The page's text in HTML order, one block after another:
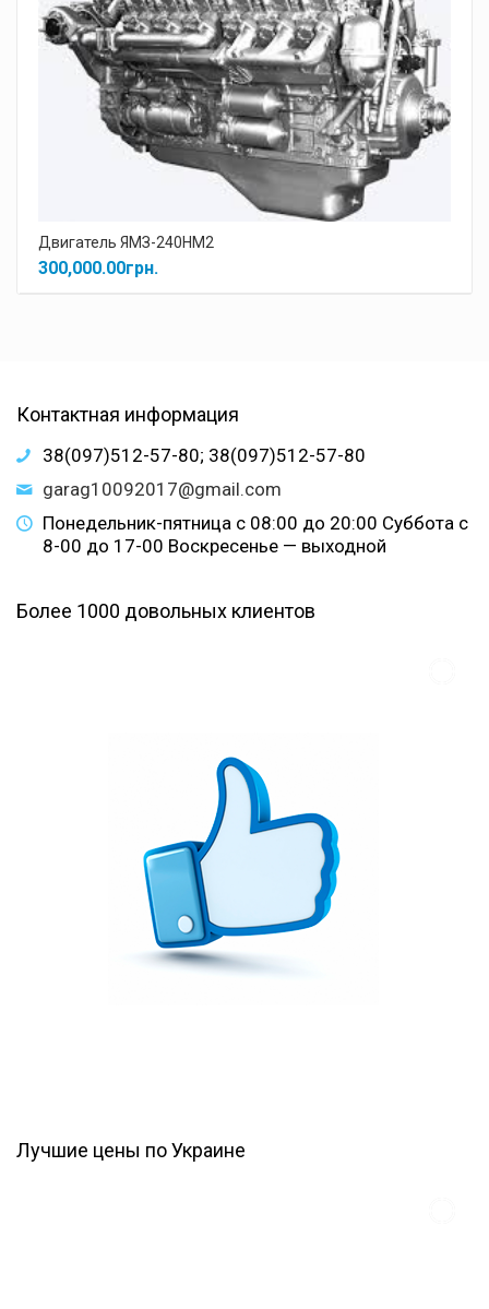
Двигатель ЯМЗ-240НМ2
300,000.00грн.
Контактная информация
38(097)512-57-80; 38(097)512-57-80
garag10092017@gmail.com
Понедельник-пятница с 08:00 до 20:00 Суббота с
8-00 до 17-00 Воскресенье — выходной
Более 1000 довольных клиентов
Лучшие цены по Украине